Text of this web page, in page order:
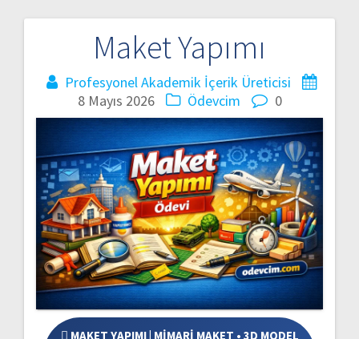
Maket Yapımı
Profesyonel Akademik İçerik Üreticisi
8 Mayıs 2026
Ödevcim 0
MAKET YAPIMI | MİMARİ MAKET • 3D MODEL